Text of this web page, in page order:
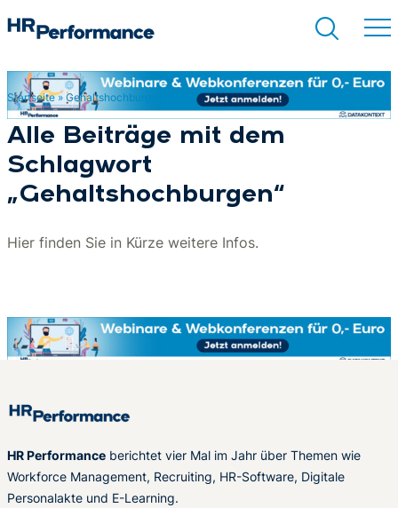
Suchen
Startseite» Gehaltshochburgen
Alle Beiträge mit dem
Schlagwort
„Gehaltshochburgen“
Hier finden Sie in Kürze weitere Infos.
HR Performance berichtet vier Mal im Jahr über Themen wie
Workforce Management, Recruiting, HR-Software, Digitale
Personalakte und E-Learning.